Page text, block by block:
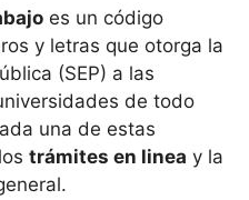
es un código
y letras que otorga la
(SEP) a las
de todo
una de estas
trámites en linea y la